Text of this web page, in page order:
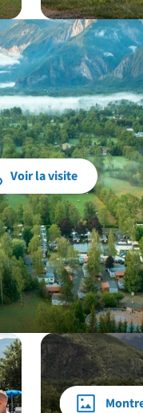
Voir la visite